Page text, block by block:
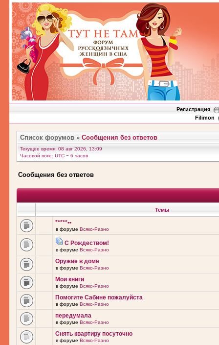
Регистрация
Filimon
Список форумов » Сообщения без ответов
Текущее время: 08 авг 2026, 13:09
Часовой пояс: UTC − 6 часов
Сообщения без ответов
Темы
*****••
в форуме Всяко-Разно
С Рождеством!
в форуме Всяко-Разно
Оружие в доме
в форуме Всяко-Разно
Мои книги
в форуме Всяко-Разно
Помогите Сабине пожалуйста
в форуме Всяко-Разно
передумала
в форуме Всяко-Разно
Снять квартиру посуточно
в форуме Всяко-Разно